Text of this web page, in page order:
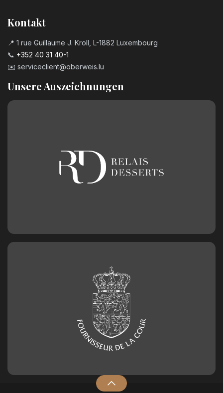
Kontakt
📍 1 rue Guillaume J. Kroll, L-1882 Luxembourg
📞 +352 40 31 40-1
✉️ serviceclient@oberweis.lu
Unsere Auszeichnungen